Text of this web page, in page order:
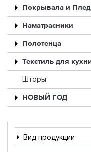
Покрывала и
Наматрасники
Полотенца
Текстиль для
Шторы
НОВЫЙ ГОД
Вид продукции